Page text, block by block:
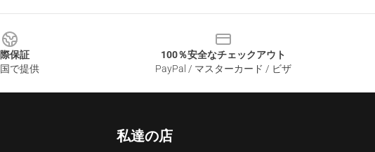
保証
で提供
100％安全なチェックアウト
PayPal / マスターカード / ビザ
私達の店